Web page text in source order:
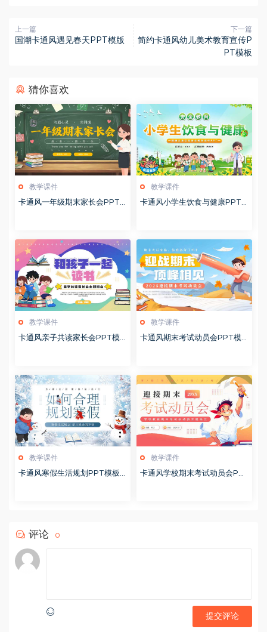
上一篇
国潮卡通风遇见春天PPT模版
下一篇
简约卡通风幼儿美术教育宣传P
PT模板
猜你喜欢
教学课件
卡通风一年级期末家长会PPT
教学课件
卡通风小学生饮食与健康PPT
教学课件
卡通风亲子共读家长会PPT模
教学课件
卡通风期末考试动员会PPT模
教学课件
卡通风寒假生活规划PPT模板2
教学课件
卡通风学校期末考试动员会PP
评论 0
提交评论